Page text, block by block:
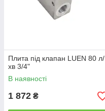
Плита під клапан LUEN 80 л/
хв 3/4"
В наявності
1 872 ₴